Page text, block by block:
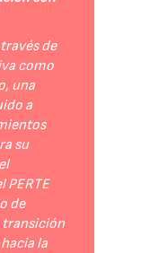
de
como
una
a
su
PERTE
de
transición
la